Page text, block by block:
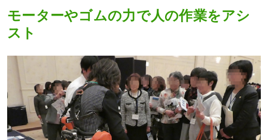
モーターやゴムの力で人の作業をアシ
スト